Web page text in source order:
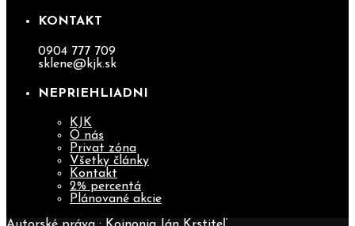
KONTAKT
0904 777 709
sklene@kjk.sk
NEPRIEHLIADNI
KJK
O nás
Privat zóna
Všetky články
Kontakt
2% percentá
Plánované akcie